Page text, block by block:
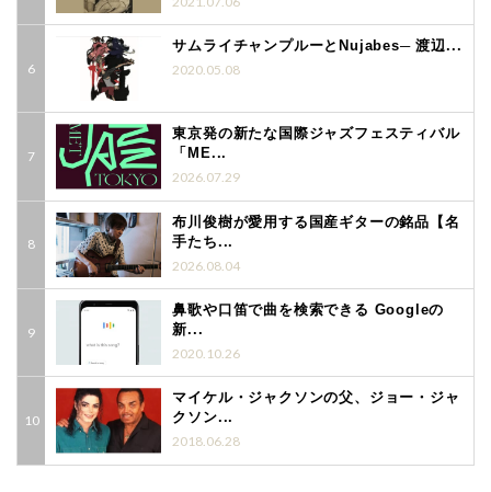
サムライチャンプルーとNujabes─ 渡辺...
2020.05.08
東京発の新たな国際ジャズフェスティバル
「ME...
2026.07.29
布川俊樹が愛用する国産ギターの銘品【名
手たち...
2026.08.04
鼻歌や口笛で曲を検索できる Googleの
新...
2020.10.26
マイケル・ジャクソンの父、ジョー・ジャ
クソン...
2018.06.28